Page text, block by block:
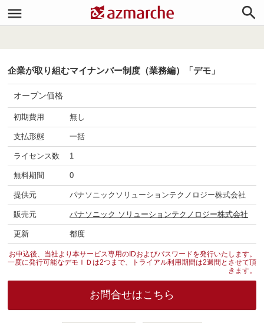


企業が取り組むマイナンバー制度（業務編）「デモ」
オープン価格
初期費用 無し
支払形態 一括
ライセンス数 1
無料期間 0
提供元 パナソニックソリューションテクノロジー株式会社
販売元 パナソニック ソリューションテクノロジー株式会社
更新 都度
お申込後、当社より本サービス専用のIDおよびパスワードを発行いたします。
一度に発行可能なデモＩＤは2つまで、トライアル利用期間は2週間とさせて頂
きます。
お問合せはこちら